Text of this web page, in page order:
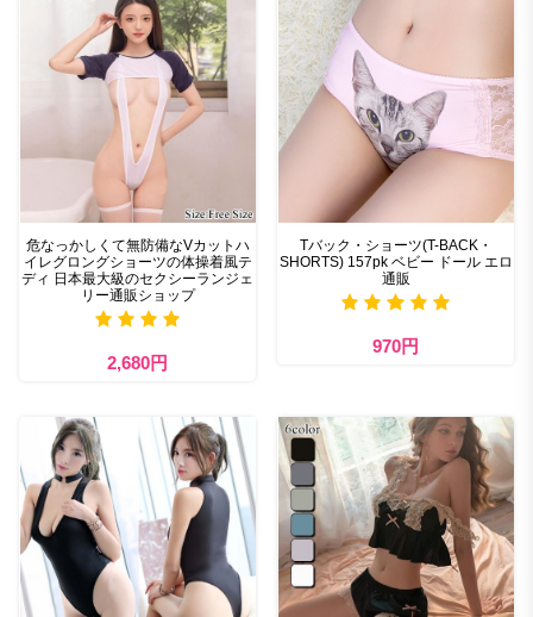
危なっかしくて無防備なVカットハ
イレグロングショーツの体操着風テ
ディ 日本最大級のセクシーランジェ
リー通販ショップ
2,680円
Tバック・ショーツ(T-BACK・
SHORTS) 157pk ベビー ドール エロ
通販
970円